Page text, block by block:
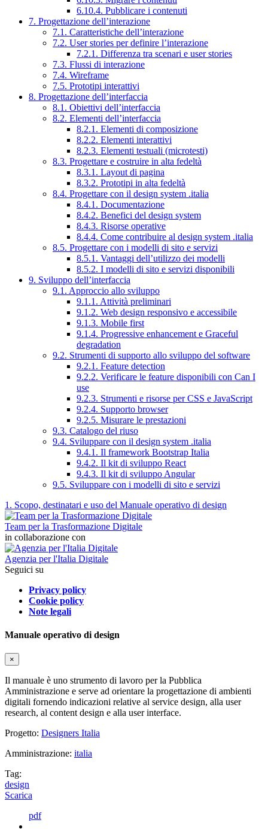
6.10.4. Pubblicare i contenuti
7. Progettazione dell’interazione
7.1. Caratteristiche dell’interazione
7.2. User stories per definire l’interazione
7.2.1. Differenza tra scenari e user stories
7.3. Flussi di interazione
7.4. Wireframe
7.5. Prototipi interattivi
8. Progettazione dell’interfaccia
8.1. Obiettivi dell’interfaccia
8.2. Elementi dell’interfaccia
8.2.1. Elementi di composizione
8.2.2. Elementi interattivi
8.2.3. Elementi testuali (microtesti)
8.3. Progettare e costruire in alta fedeltà
8.3.1. Layout di pagina
8.3.2. Prototipi in alta fedeltà
8.4. Progettare con il design system .italia
8.4.1. Documentazione
8.4.2. Benefici del design system
8.4.3. Risorse operative
8.4.4. Come contribuire al design system .italia
8.5. Progettare con i modelli di sito e servizi
8.5.1. Vantaggi dell’utilizzo dei modelli
8.5.2. I modelli di sito e servizi disponibili
9. Sviluppo dell’interfaccia
9.1. Approccio allo sviluppo
9.1.1. Attività preliminari
9.1.2. Web design responsivo e accessibile
9.1.3. Mobile first
9.1.4. Progressive enhancement e Graceful
degradation
9.2. Strumenti di supporto allo sviluppo del software
9.2.1. Feature detection
9.2.2. Verificare le feature disponibili con Can I
use
9.2.3. Strumenti e risorse per CSS e JavaScript
9.2.4. Supporto browser
9.2.5. Misurare le prestazioni
9.3. Catalogo del riuso
9.4. Sviluppare con il design system .italia
9.4.1. Il framework Bootstrap Italia
9.4.2. Il kit di sviluppo React
9.4.3. Il kit di sviluppo Angular
9.5. Sviluppare con i modelli di sito e servizi
1. Scopo, destinatari e uso del Manuale operativo di design
Team per la Trasformazione Digitale
in collaborazione con
Agenzia per l'Italia Digitale
Seguici su
Privacy policy
Cookie policy
Note legali
Manuale operativo di design
×
Il manuale è uno strumento di lavoro per la Pubblica
Amministrazione e serve ad orientare la progettazione di ambienti
digitali fornendo indicazioni relative al service design, alla user
research, al content design e alla user interface.
Progetto: Designers Italia
Amministrazione: italia
Tag:
design
Scarica
pdf